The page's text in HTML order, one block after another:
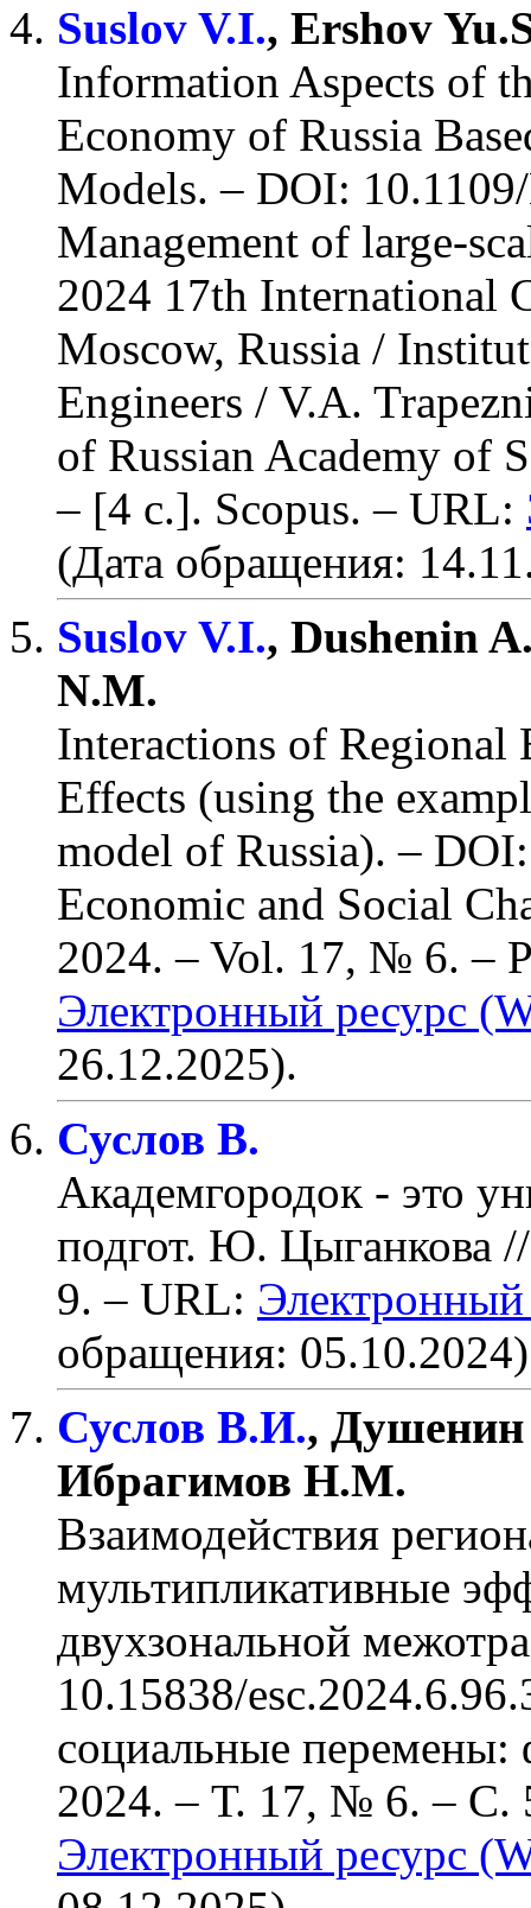
Suslov V.I., Ershov
Information Aspects of
Economy of Russia
Models. – DOI:
Management of large-
2024 17th International
Moscow, Russia /
Engineers / V.A.
of Russian Academy of
– [4 c.]. Scopus. – URL:
(Дата обращения:
Suslov V.I., Dushenin
N.M.
Interactions of
Effects (using the
model of Russia). –
Economic and Social
2024. – Vol. 17, № 6. –
Электронный ресурс
26.12.2025).
Суслов В.
Академгородок - это
подгот. Ю. Цыганкова
9. – URL:
обращения:
Суслов В.И.,
Ибрагимов Н.М.
Взаимодействия
мультипликативные
двухзональной
10.15838/
социальные перемены:
2024. – Т. 17, № 6. – С.
Электронный ресурс